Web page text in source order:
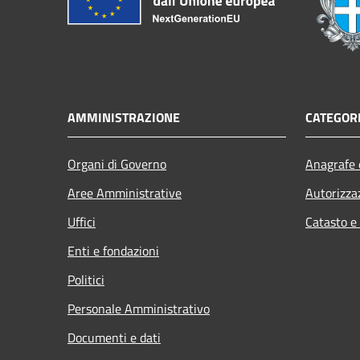
AMMINISTRAZIONE
Organi di Governo
Aree Amministrative
Uffici
Enti e fondazioni
Politici
Personale Amministrativo
Documenti e dati
Catasto